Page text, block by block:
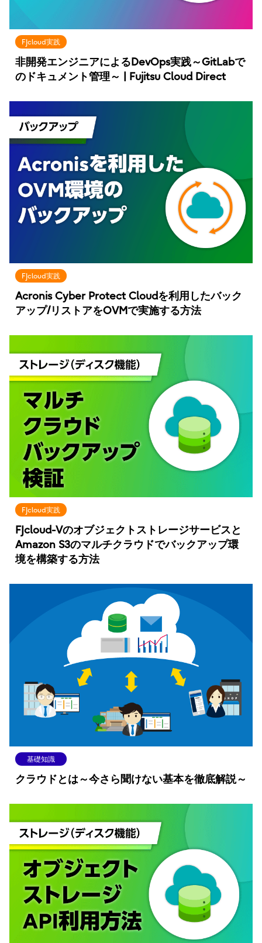
FJcloud実践
非開発エンジニアによるDevOps実践～GitLabで
のドキュメント管理～ | Fujitsu Cloud Direct
FJcloud実践
Acronis Cyber Protect Cloudを利用したバック
アップ/リストアをOVMで実施する方法
FJcloud実践
FJcloud-Vのオブジェクトストレージサービスと
Amazon S3のマルチクラウドでバックアップ環
境を構築する方法
基礎知識
クラウドとは～今さら聞けない基本を徹底解説～